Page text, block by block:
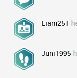
Liam251
Juni1995